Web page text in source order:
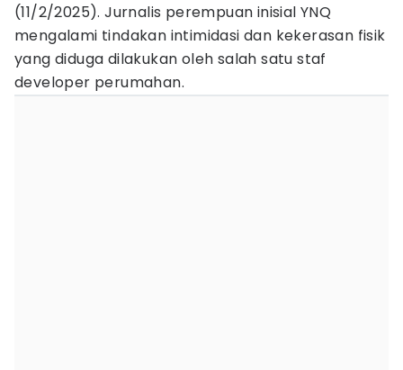
(11/2/2025). Jurnalis perempuan inisial YNQ
mengalami tindakan intimidasi dan kekerasan fisik
yang diduga dilakukan oleh salah satu staf
developer perumahan.